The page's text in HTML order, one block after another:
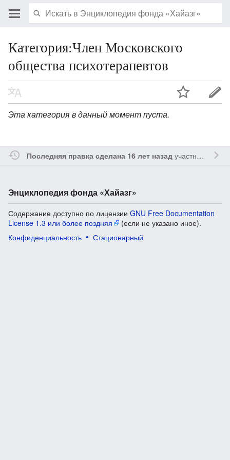
Категория:Член Московского
общества психотерапевтов
Эта категория в данный момент пуста.
Последняя правка сделана 16 лет назадучастником
Энциклопедия фонда «Хайазг»
Содержание доступно по лицензии GNU Free Documentation
License 1.3 или более поздняя
(если не указано иное).
Конфиденциальность
Стационарный